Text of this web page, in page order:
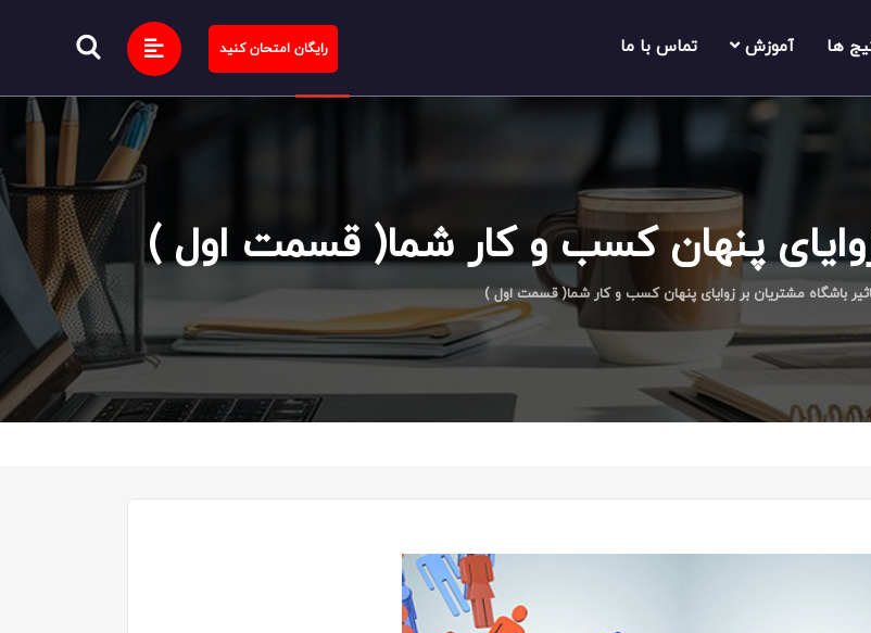
ها آموزش تماس با ما رایگان امتحان کنید
زوایای پنهان کسب و کار شما( قسمت اول )
باشگاه مشتریان بر زوایای پنهان کسب و کار شما( قسمت اول )